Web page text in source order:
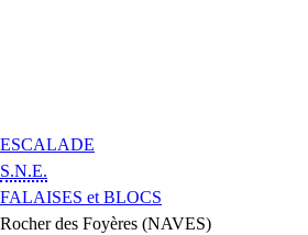
ESCALADE
S.N.E.
FALAISES et BLOCS
Rocher des Foyères (NAVES)